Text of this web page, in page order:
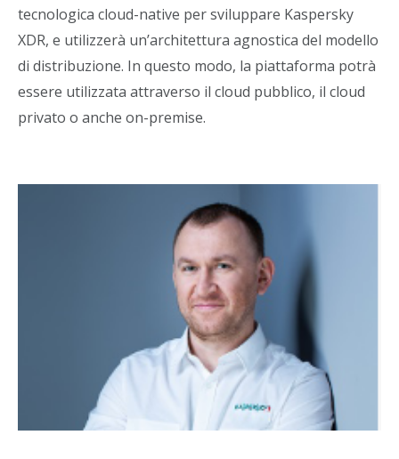
tecnologica cloud-native per sviluppare Kaspersky
XDR, e utilizzerà un’architettura agnostica del modello
di distribuzione. In questo modo, la piattaforma potrà
essere utilizzata attraverso il cloud pubblico, il cloud
privato o anche on-premise.